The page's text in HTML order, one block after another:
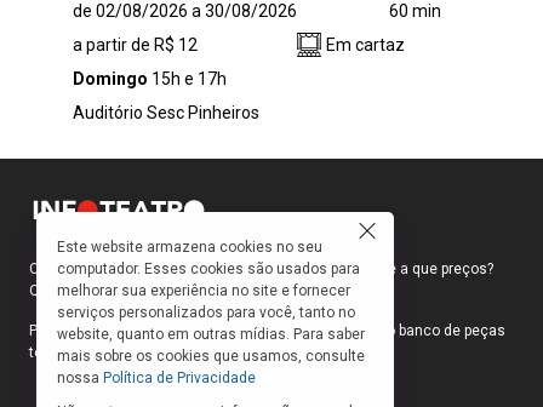
nasceu, o galo cantou, os pintinhos foram
para escola e a galinha cuidou da casa, veio a
noite e a Lua cruzou o céu. No dia seguinte
Chelala e livremente inspirado na obra de
Sylvia Orthof, esse espetáculo para toda a
família ilustra a importância das mudanças e
o impacto que elas podem ter em nossas
vidas.
de 02/08/2026 a 30/08/2026
60 min
a partir de R$ 12
Em cartaz
Domingo 15h e 17h
Auditório Sesc Pinheiros
Como faço para ir ao teatro? Onde compro ingressos e a que preços?
Quais peças estão em cartaz?
Para responder a essas e outras perguntas, criamos o banco de peças
teatrais do INFOTEATRO.
Este website armazena cookies no seu
computador. Esses cookies são usados para
melhorar sua experiência no site e fornecer
serviços personalizados para você, tanto no
website, quanto em outras mídias. Para saber
mais sobre os cookies que usamos, consulte
nossa Política de Privacidade